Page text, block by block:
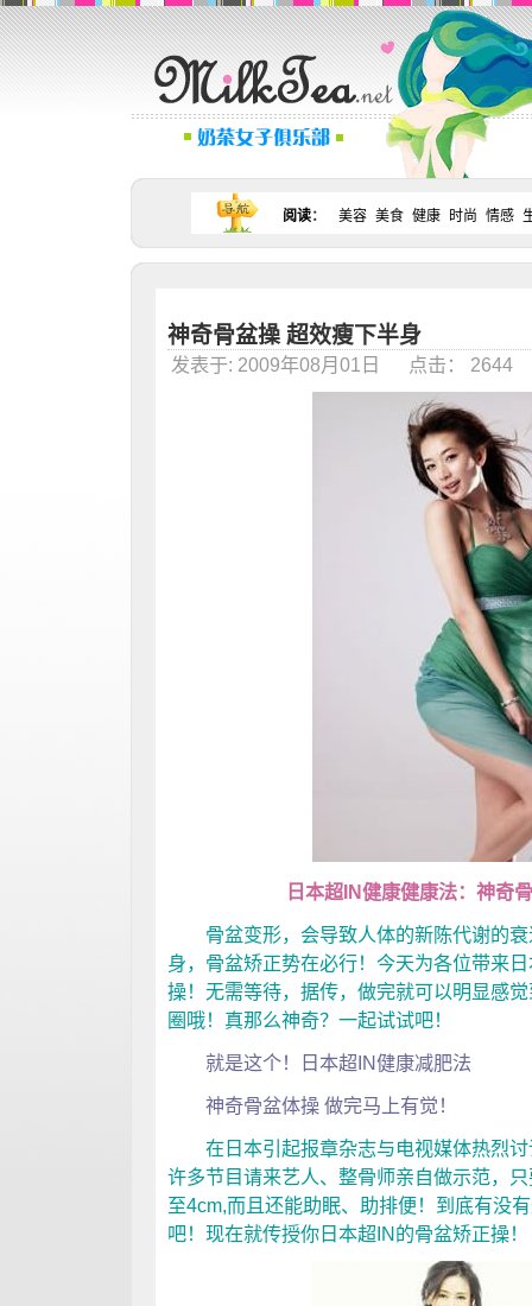
阅读： 美容 美食 健康 时尚 情感
神奇骨盆操 超效瘦下半身
发表于: 2009年08月01日 点击： 2644
日本超IN健康健康法：神奇
骨盆变形，会导致人体的新陈代谢的衰
身，骨盆矫正势在必行！今天为各位带来
操！无需等待，据传，做完就可以明显感
圈哦！真那么神奇？一起试试吧！
就是这个！日本超IN健康减肥法
神奇骨盆体操 做完马上有觉！
在日本引起报章杂志与电视媒体热烈讨
许多节目请来艺人、整骨师亲自做示范，
至4cm,而且还能助眠、助排便！到底有没
吧！现在就传授你日本超IN的骨盆矫正操！